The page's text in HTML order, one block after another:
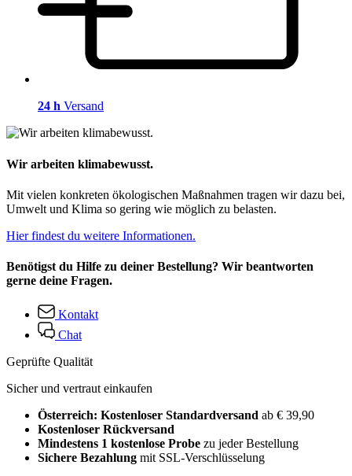
24 h Versand
Wir arbeiten klimabewusst.
Mit vielen konkreten ökologischen Maßnahmen tragen wir dazu bei,
Umwelt und Klima so gering wie möglich zu belasten.
Hier findest du weitere Informationen.
Benötigst du Hilfe zu deiner Bestellung? Wir beantworten
gerne deine Fragen.
Kontakt
Chat
Geprüfte Qualität
Sicher und vertraut einkaufen
Österreich: Kostenloser Standardversand ab € 39,90
Kostenloser Rückversand
Mindestens 1 kostenlose Probe zu jeder Bestellung
Sichere Bezahlung mit SSL-Verschlüsselung